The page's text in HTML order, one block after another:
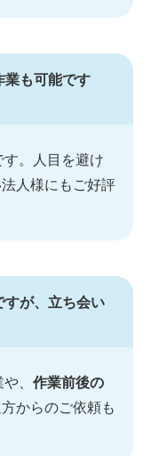
業も可能です
す。人目を避け
人様にもご好評
すが、立ち会い
、 作業前後の
からのご依頼も